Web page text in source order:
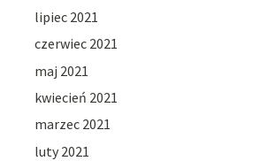
lipiec 2021
czerwiec 2021
maj 2021
kwiecień 2021
marzec 2021
luty 2021